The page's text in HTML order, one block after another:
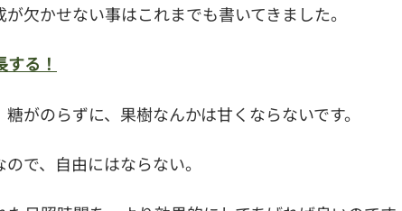
欠かせない事はこれまでも書いてきました。
る！
がのらずに、果樹なんかは甘くならないです。
で、自由にはならない。